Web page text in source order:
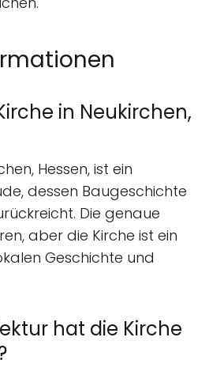
in Neukirchen,
Hessen, ist ein
dessen Baugeschichte
Die genaue
aber die Kirche ist ein
Geschichte und
hat die Kirche